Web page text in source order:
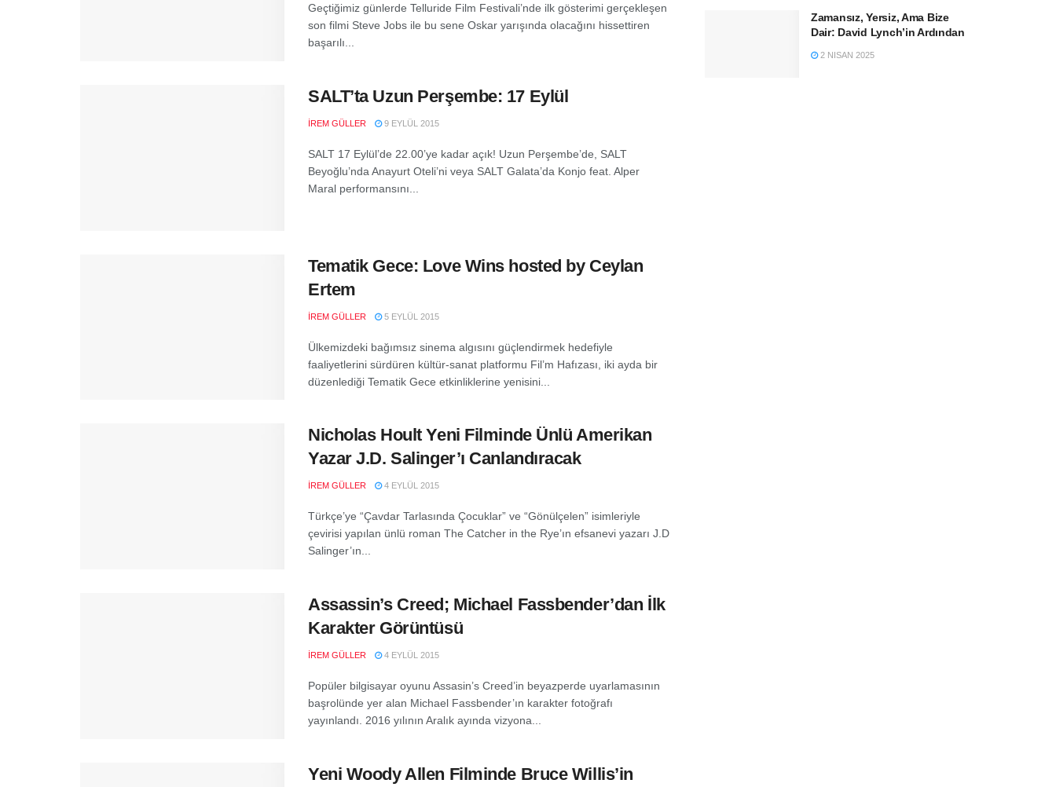
Geçtiğimiz günlerde Telluride Film Festivali’nde ilk gösterimi gerçekleşen
son filmi Steve Jobs ile bu sene Oskar yarışında olacağını hissettiren
başarılı...
SALT’ta Uzun Perşembe: 17 Eylül
İREM GÜLLER 9 EYLÜL 2015
SALT 17 Eylül’de 22.00’ye kadar açık! Uzun Perşembe’de, SALT
Beyoğlu’nda Anayurt Oteli’ni veya SALT Galata’da Konjo feat. Alper
Maral performansını...
Tematik Gece: Love Wins hosted by Ceylan
Ertem
İREM GÜLLER 5 EYLÜL 2015
Ülkemizdeki bağımsız sinema algısını güçlendirmek hedefiyle
faaliyetlerini sürdüren kültür-sanat platformu Fil’m Hafızası, iki ayda bir
düzenlediği Tematik Gece etkinliklerine yenisini...
Nicholas Hoult Yeni Filminde Ünlü Amerikan
Yazar J.D. Salinger’ı Canlandıracak
İREM GÜLLER 4 EYLÜL 2015
Türkçe’ye “Çavdar Tarlasında Çocuklar” ve “Gönülçelen” isimleriyle
çevirisi yapılan ünlü roman The Catcher in the Rye’ın efsanevi yazarı J.D
Salinger’ın...
Assassin’s Creed; Michael Fassbender’dan İlk
Karakter Görüntüsü
İREM GÜLLER 4 EYLÜL 2015
Popüler bilgisayar oyunu Assasin’s Creed’in beyazperde uyarlamasının
başrolünde yer alan Michael Fassbender’ın karakter fotoğrafı
yayınlandı. 2016 yılının Aralık ayında vizyona...
Yeni Woody Allen Filminde Bruce Willis’in
Zamansız, Yersiz, Ama Bize
Dair: David Lynch’in Ardından
2 NISAN 2025